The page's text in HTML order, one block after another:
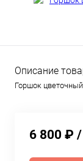
Описание
Горшок
6 800 ₽